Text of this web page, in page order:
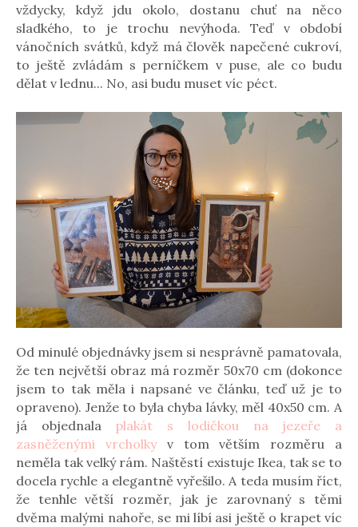
vždycky, když jdu okolo, dostanu chuť na něco
sladkého, to je trochu nevýhoda. Teď v období
vánočních svátků, když má člověk napečené cukroví,
to ještě zvládám s perníčkem v puse, ale co budu
dělat v lednu... No, asi budu muset víc péct.
Od minulé objednávky jsem si nesprávně pamatovala,
že ten největší obraz má rozměr 50x70 cm (dokonce
jsem to tak měla i napsané ve článku, teď už je to
opraveno). Jenže to byla chyba lávky, měl 40x50 cm. A
já objednala plakát s lodičkou na jezeře a
zasněženými vrcholkyv tom větším rozměru a
neměla tak velký rám. Naštěstí existuje Ikea, tak se to
docela rychle a elegantně vyřešilo. A teda musím říct,
že tenhle větší rozměr, jak je zarovnaný s těmi
dvěma malými nahoře, se mi líbí asi ještě o krapet víc